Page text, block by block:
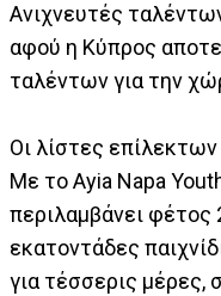
Ανιχνευτές
αφού η Κύπρος
ταλέντων για την
Οι λίστες επίλεκτων
Με το Ayia Napa
περιλαμβάνει φέτος
εκατοντάδες
για τέσσερις μέρες,